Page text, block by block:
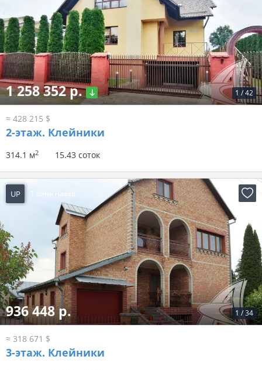
1 /42
1 258 352 р.
≈ 428 215 $
2-этаж. Клейники
314.1 м2 15.43 соток
UP 1 день назад
1 /34
936 448 р.
≈ 318 671 $
3-этаж. Клейники